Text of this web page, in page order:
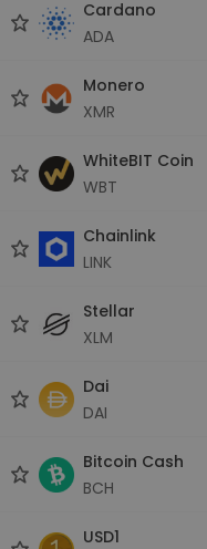
Cardano
ADA
Monero
XMR
WhiteBIT Coin
WBT
Chainlink
LINK
Stellar
XLM
Dai
DAI
Bitcoin Cash
BCH
USD1